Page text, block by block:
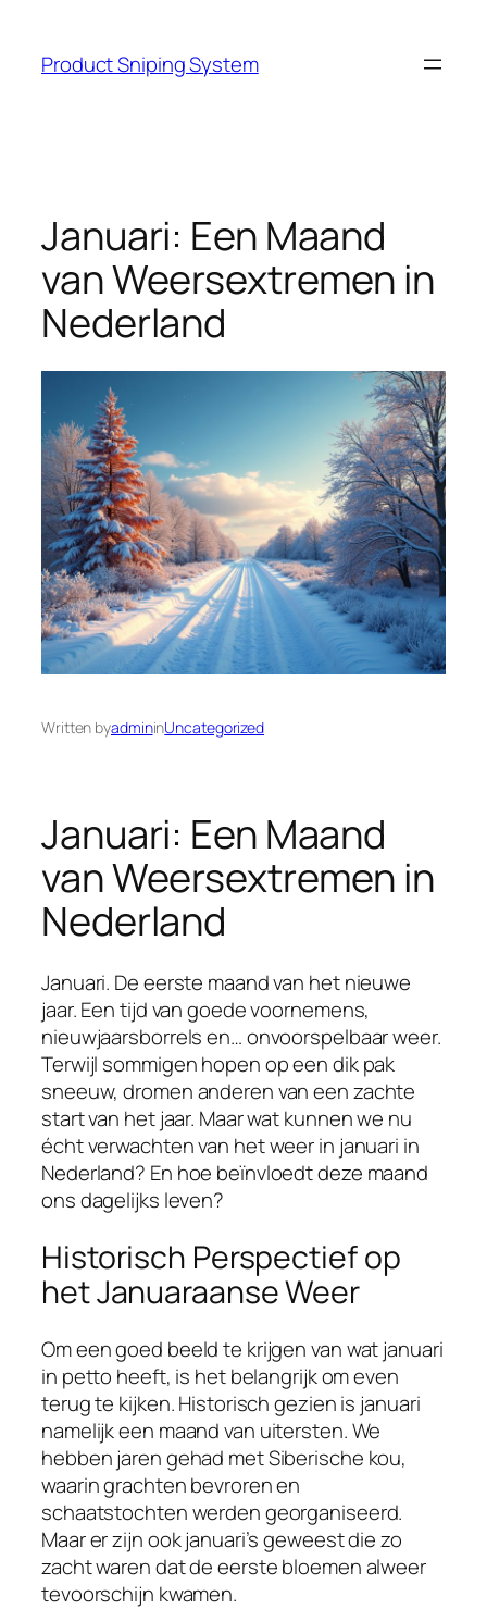
content
Product Sniping System
Januari: Een Maand
van Weersextremen in
Nederland
Written byadmininUncategorized
Januari: Een Maand
van Weersextremen in
Nederland
Januari. De eerste maand van het nieuwe
jaar. Een tijd van goede voornemens,
nieuwjaarsborrels en… onvoorspelbaar weer.
Terwijl sommigen hopen op een dik pak
sneeuw, dromen anderen van een zachte
start van het jaar. Maar wat kunnen we nu
écht verwachten van het weer in januari in
Nederland? En hoe beïnvloedt deze maand
ons dagelijks leven?
Historisch Perspectief op
het Januaraanse Weer
Om een goed beeld te krijgen van wat januari
in petto heeft, is het belangrijk om even
terug te kijken. Historisch gezien is januari
namelijk een maand van uitersten. We
hebben jaren gehad met Siberische kou,
waarin grachten bevroren en
schaatstochten werden georganiseerd.
Maar er zijn ook januari’s geweest die zo
zacht waren dat de eerste bloemen alweer
tevoorschijn kwamen.